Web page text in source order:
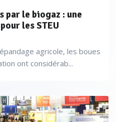
par le biogaz : une
les STEU
agricole, les boues
ont considérab...